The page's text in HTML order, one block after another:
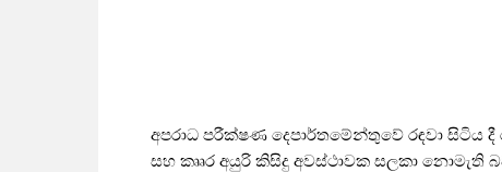
අපරාධ පරීක්ෂණ දෙපාර්තමේන්තුවේ රඳවා සිටිය
සහ කෘෘර අයුරි කිසිදු අවස්ථාවක සලකා නොමැති